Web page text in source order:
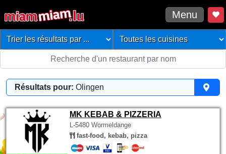
Menu
Résultats pour: Olingen
MK KEBAB & PIZZERIA
L-5480 Wormeldange
fast-food, kebab, pizza